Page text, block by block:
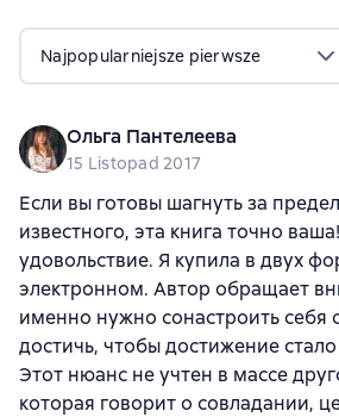
Najpopularniejsze pierwsze
Ольга Пантелеева
15 Listopad 2017
Если вы готовы шагнуть за
известного, эта книга точно
удовольствие. Я купила в двух
электронном. Автор обращает
именно нужно сонастроить себя
достичь, чтобы достижение
Этот нюанс не учтен в массе
которая говорит о совладании,